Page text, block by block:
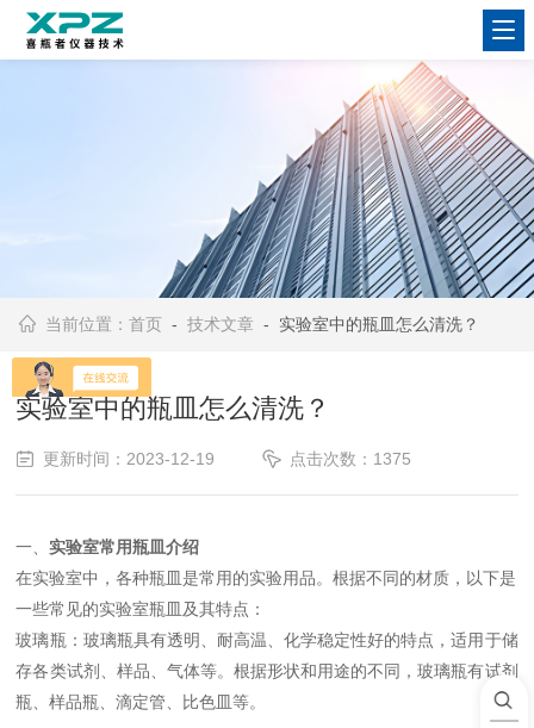
当前位置：首页 -技术文章 - 实验室中的瓶皿怎么清洗？
实验室中的瓶皿怎么清洗？
更新时间：2023-12-19 点击次数：1375
一、实验室常用瓶皿介绍
在实验室中，各种瓶皿是常用的实验用品。根据不同的材质，以下是
一些常见的实验室瓶皿及其特点：
玻璃瓶：玻璃瓶具有透明、耐高温、化学稳定性好的特点，适用于储
存各类试剂、样品、气体等。根据形状和用途的不同，玻璃瓶有试剂
瓶、样品瓶、滴定管、比色皿等。